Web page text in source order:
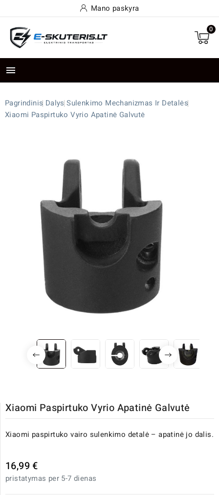
Mano paskyra
0

Pagrindinis Dalys Sulenkimo Mechanizmas Ir Detalės
Xiaomi Paspirtuko Vyrio Apatinė Galvutė
Xiaomi Paspirtuko Vyrio Apatinė Galvutė
Xiaomi paspirtuko vairo sulenkimo detalė – apatinė jo dalis.
16,99 €
pristatymas per 5-7 dienas